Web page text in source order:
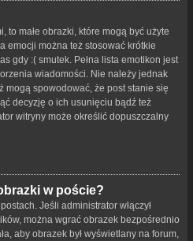
to małe obrazki, które mogą być użyte
emocji można też stosować krótkie
gdy :( smutek. Pełna lista emotikon jest
wiadomości. Nie należy jednak
mogą spowodować, że post stanie się
decyzję o ich usunięciu bądź też
witryny może określić dopuszczalny
w poście?
Jeśli administrator włączył
można wgrać obrazek bezpośrednio
aby obrazek był wyświetlany na forum,